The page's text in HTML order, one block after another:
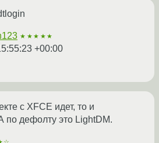
★★★★★
+00:00
с XFCE идет, то и
по дефолту это LightDM.